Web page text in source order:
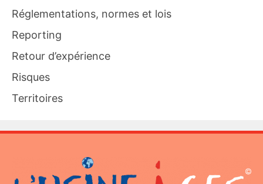
Réglementations, normes et lois
Reporting
Retour d’expérience
Risques
Territoires